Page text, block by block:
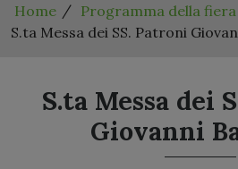
Home
Programma della fiera
S.ta Messa dei SS. Patroni
S.ta Messa dei
Giovanni